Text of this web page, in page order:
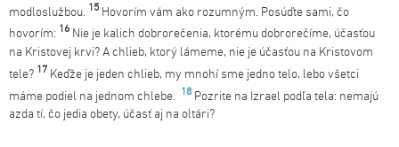
modloslužbou. 15 Hovorím vám ako rozumným. Posúďte sami, čo
hovorím: 16 Nie je kalich dobrorečenia, ktorému dobrorečíme, účasťou
na Kristovej krvi? A chlieb, ktorý lámeme, nie je účasťou na Kristovom
tele? 17 Keďže je jeden chlieb, my mnohí sme jedno telo, lebo všetci
máme podiel na jednom chlebe. 18 Pozrite na Izrael podľa tela: nemajú
azda tí, čo jedia obety, účasť aj na oltári?